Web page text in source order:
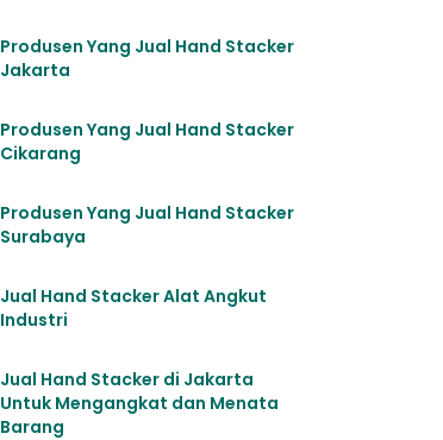
Produsen Yang Jual Hand Stacker
Jakarta
Produsen Yang Jual Hand Stacker
Cikarang
Produsen Yang Jual Hand Stacker
Surabaya
Jual Hand Stacker Alat Angkut
Industri
Jual Hand Stacker di Jakarta
Untuk Mengangkat dan Menata
Barang